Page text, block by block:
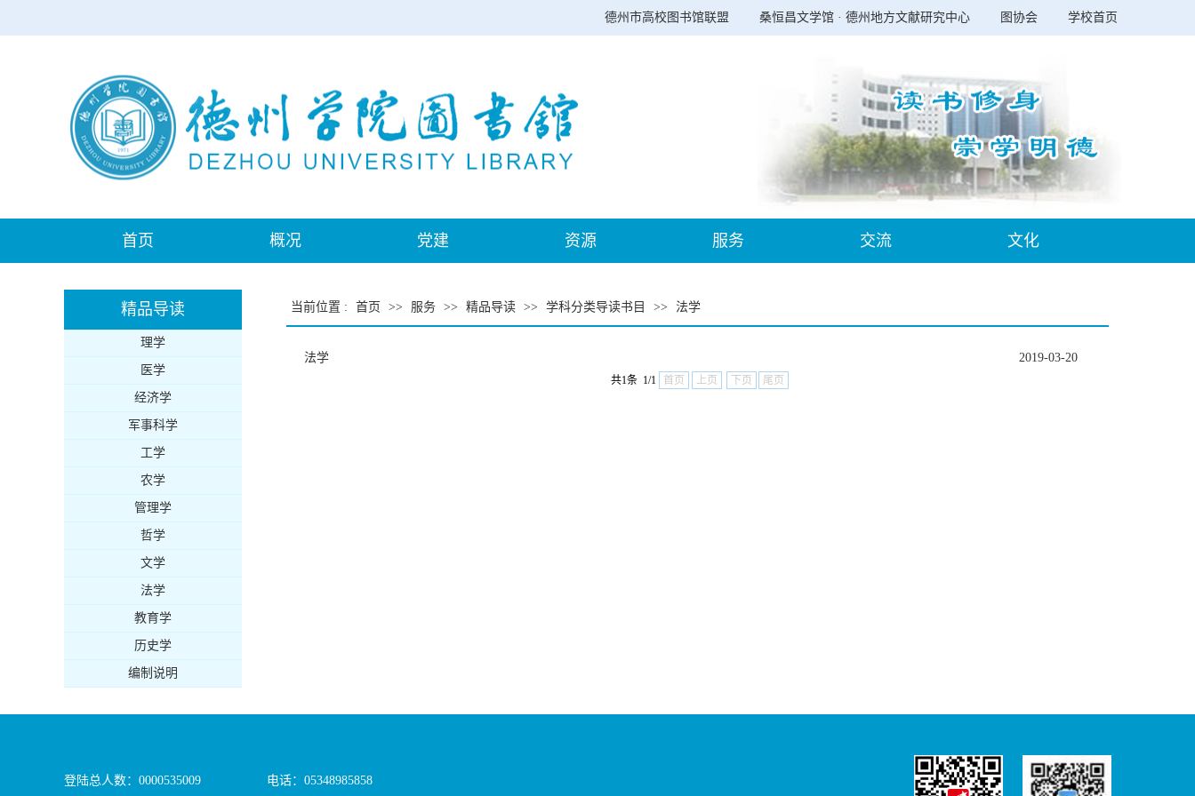
德州市高校图书馆联盟 桑恒昌文学馆 · 德州地方文献研究中心 图协会 学校首页
首页 概况 党建 资源 服务 交流 文化
精品导读
理学
医学
经济学
军事科学
工学
农学
管理学
哲学
文学
法学
教育学
历史学
编制说明
当前位置 : 首页 >> 服务 >> 精品导读 >> 学科分类导读书目 >> 法学
法学 2019-03-20
共1条 1/1 首页 上页 下页 尾页
登陆总人数： 0000535009 电话：05348985858